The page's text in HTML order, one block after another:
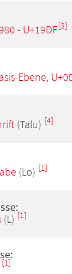
- U+19DF[3]
Ebene,
(Talu) [4]
(Lo) [1]
(L) [1]
[1]